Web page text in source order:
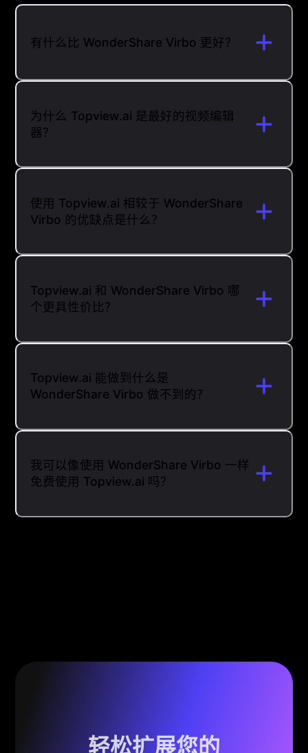
有什么比 WonderShare Virbo 更好？
为什么 Topview.ai 是最好的视频编辑
器？
使用 Topview.ai 相较于 WonderShare
Virbo 的优缺点是什么？
Topview.ai 和 WonderShare Virbo 哪
个更具性价比？
Topview.ai 能做到什么是
WonderShare Virbo 做不到的？
我可以像使用 WonderShare Virbo 一样
免费使用 Topview.ai 吗？
轻松扩展您的